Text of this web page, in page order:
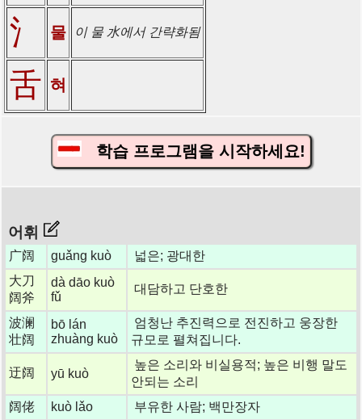
氵 물 이 물 水에서 간략화됨
舌 혀
학습 프로그램을 시작하세요!
어휘
广阔 guǎng kuò
넓은; 광대한
大刀
阔斧
dà dāo kuò
fǔ
대담하고 단호한
波澜
壮阔
bō lán
zhuàng kuò
엄청난 추진력으로 전진하고 웅장한
규모로 펼쳐집니다.
迂阔 yū kuò
높은 소리와 비실용적; 높은 비행 말도
안되는 소리
阔佬
kuò lǎo
부유한 사람; 백만장자